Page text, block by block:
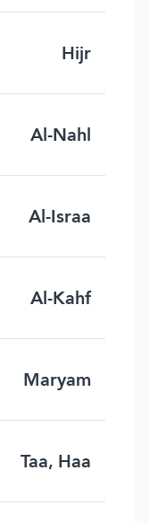
Hijr
Al-Nahl
Al-Israa
Al-Kahf
Maryam
Taa, Haa